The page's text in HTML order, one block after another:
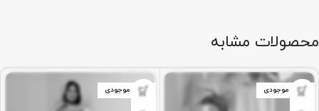
محصولات مشابه
اتمام موجودی اتمام موجودی